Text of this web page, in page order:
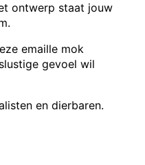
ontwerp staat jouw
emaille mok
gevoel wil
en dierbaren.